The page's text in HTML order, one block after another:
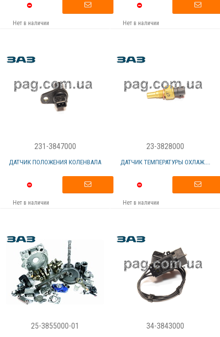
Нет в наличии Нет в наличии
231-3847000
ДАТЧИК ПОЛОЖЕНИЯ КОЛЕНВАЛА
Нет в наличии
23-3828000
ДАТЧИК ТЕМПЕРАТУРЫ ОХЛАЖ....
Нет в наличии
25-3855000-01 34-3843000